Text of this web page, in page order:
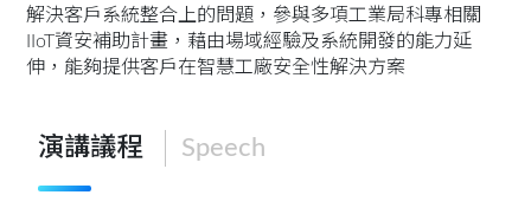
解決客戶系統整合上的問題，參與多項工業局科專相關
IIoT資安補助計畫，藉由場域經驗及系統開發的能力延
伸，能夠提供客戶在智慧工廠安全性解決方案
演講議程 Speech